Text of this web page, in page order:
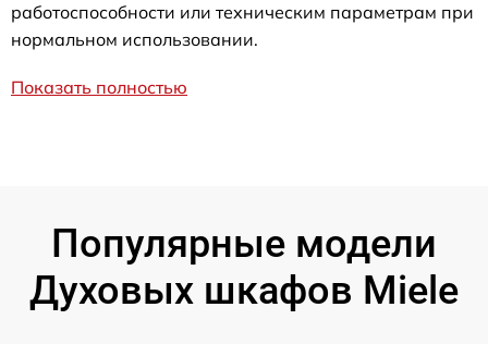
работоспособности или техническим параметрам при
нормальном использовании.
Показать полностью
Популярные модели
Духовых шкафов Miele